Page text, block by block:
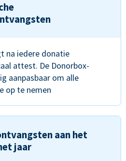
na iedere donatie
attest. De Donorbox-
aanpasbaar om alle
op te nemen
aan het
jaar